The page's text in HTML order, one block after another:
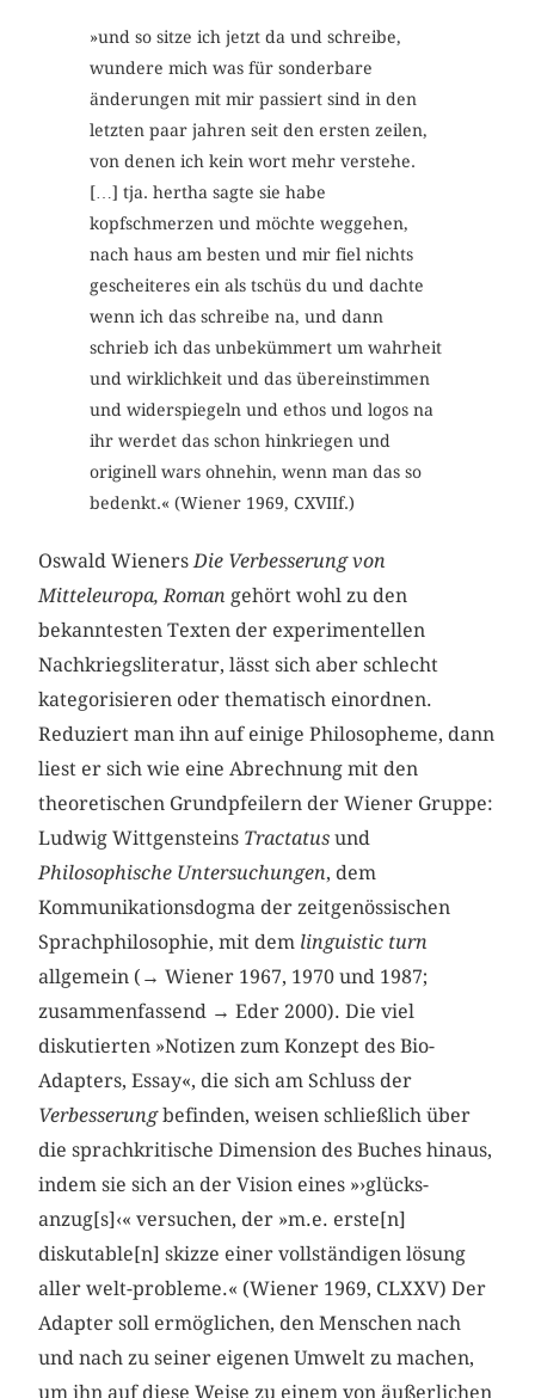
»und so sitze ich jetzt da und schreibe,
wundere mich was für sonderbare
änderungen mit mir passiert sind in den
letzten paar jahren seit den ersten zeilen,
von denen ich kein wort mehr verstehe.
[…] tja. hertha sagte sie habe
kopfschmerzen und möchte weggehen,
nach haus am besten und mir fiel nichts
gescheiteres ein als tschüs du und dachte
wenn ich das schreibe na, und dann
schrieb ich das unbekümmert um wahrheit
und wirklichkeit und das übereinstimmen
und widerspiegeln und ethos und logos na
ihr werdet das schon hinkriegen und
originell wars ohnehin, wenn man das so
bedenkt.« (Wiener 1969, CXVIIf.)
Oswald WienersDie Verbesserung von
Mitteleuropa, Roman gehört wohl zu den
bekanntesten Texten der experimentellen
Nachkriegsliteratur, lässt sich aber schlecht
kategorisieren oder thematisch einordnen.
Reduziert man ihn auf einige Philosopheme, dann
liest er sich wie eine Abrechnung mit den
theoretischen Grundpfeilern der Wiener Gruppe:
Ludwig Wittgensteins Tractatus und
Philosophische Untersuchungen, dem
Kommunikationsdogma der zeitgenössischen
Sprachphilosophie, mit dem linguistic turn
allgemein (→ Wiener 1967, 1970 und 1987;
zusammenfassend → Eder 2000). Die viel
diskutierten »Notizen zum Konzept des Bio-
Adapters, Essay«, die sich am Schluss der
Verbesserungbefinden, weisen schließlich über
die sprachkritische Dimension des Buches hinaus,
indem sie sich an der Vision eines »›glücks-
anzug[s]‹« versuchen, der »m.e. erste[n]
diskutable[n] skizze einer vollständigen lösung
aller welt-probleme.« (Wiener 1969, CLXXV) Der
Adapter soll ermöglichen, den Menschen nach
und nach zu seiner eigenen Umwelt zu machen,
um ihn auf diese Weise zu einem von äußerlichen